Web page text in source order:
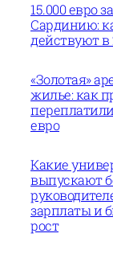
15.000 евро
Сардинию:
действуют в
«Золотая»
жилье: как
евро
Какие
выпускают
зарплаты и
рост